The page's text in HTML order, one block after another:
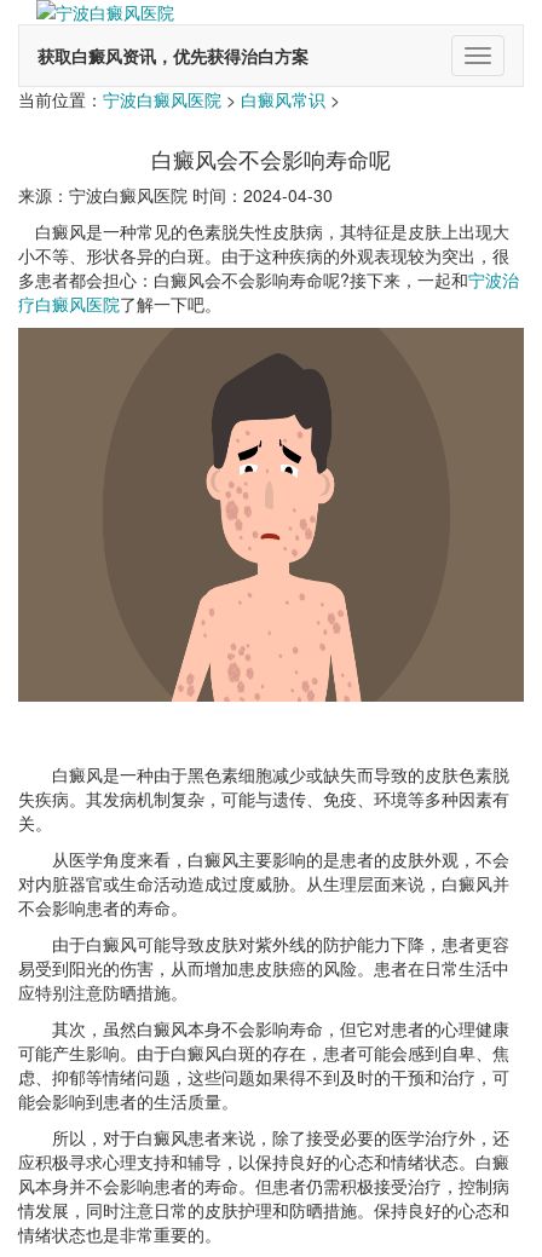
获取白癜风资讯，优先获得治白方案
切
换
当前位置： 宁波白癜风医院 > 白癜风常识 >
白癜风会不会影响寿命呢
来源：宁波白癜风医院 时间：2024-04-30
白癜风是一种常见的色素脱失性皮肤病，其特征是皮肤上出现大
小不等、形状各异的白斑。由于这种疾病的外观表现较为突出，很
多患者都会担心：白癜风会不会影响寿命呢?接下来，一起和宁波治
疗白癜风医院了解一下吧。
白癜风是一种由于黑色素细胞减少或缺失而导致的皮肤色素脱
失疾病。其发病机制复杂，可能与遗传、免疫、环境等多种因素有
关。
从医学角度来看，白癜风主要影响的是患者的皮肤外观，不会
对内脏器官或生命活动造成过度威胁。从生理层面来说，白癜风并
不会影响患者的寿命。
由于白癜风可能导致皮肤对紫外线的防护能力下降，患者更容
易受到阳光的伤害，从而增加患皮肤癌的风险。患者在日常生活中
应特别注意防晒措施。
其次，虽然白癜风本身不会影响寿命，但它对患者的心理健康
可能产生影响。由于白癜风白斑的存在，患者可能会感到自卑、焦
虑、抑郁等情绪问题，这些问题如果得不到及时的干预和治疗，可
能会影响到患者的生活质量。
所以，对于白癜风患者来说，除了接受必要的医学治疗外，还
应积极寻求心理支持和辅导，以保持良好的心态和情绪状态。白癜
风本身并不会影响患者的寿命。但患者仍需积极接受治疗，控制病
情发展，同时注意日常的皮肤护理和防晒措施。保持良好的心态和
情绪状态也是非常重要的。